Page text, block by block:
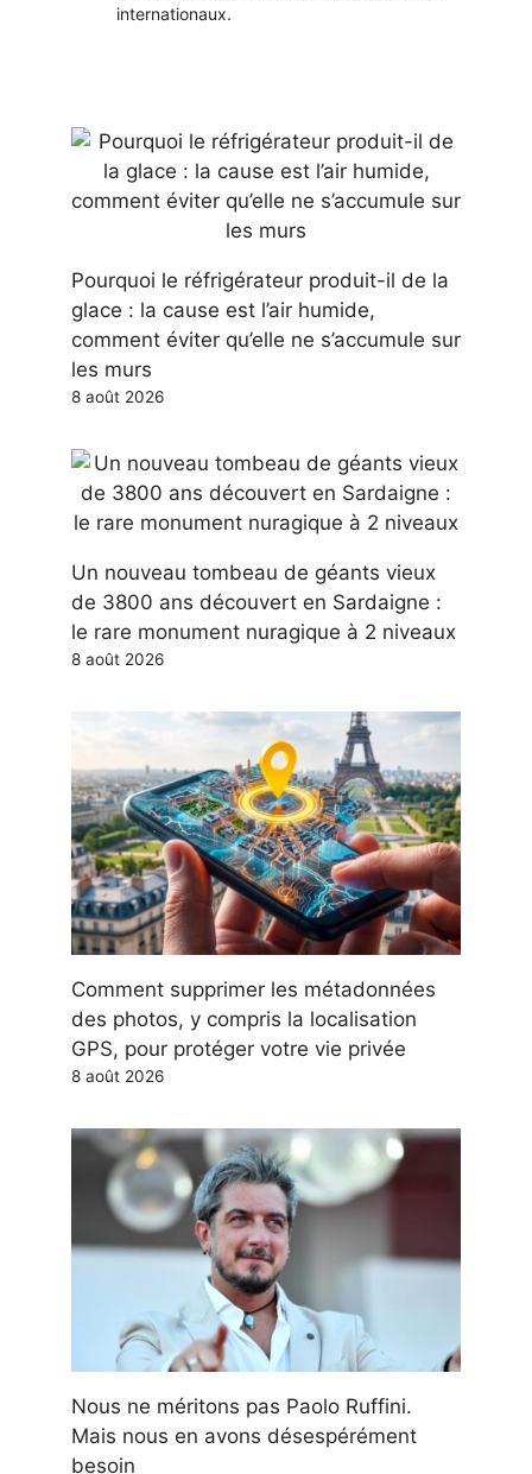
internationaux.
Pourquoi le réfrigérateur produit-il de la
glace : la cause est l’air humide,
comment éviter qu’elle ne s’accumule sur
les murs
8 août 2026
Un nouveau tombeau de géants vieux
de 3800 ans découvert en Sardaigne :
le rare monument nuragique à 2 niveaux
8 août 2026
Comment supprimer les métadonnées
des photos, y compris la localisation
GPS, pour protéger votre vie privée
8 août 2026
Nous ne méritons pas Paolo Ruffini.
Mais nous en avons désespérément
besoin